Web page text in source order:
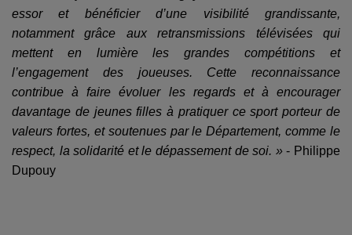
essor et bénéficier d’une visibilité grandissante,
notamment grâce aux retransmissions télévisées qui
mettent en lumière les grandes compétitions et
l’engagement des joueuses. Cette reconnaissance
contribue à faire évoluer les regards et à encourager
davantage de jeunes filles à pratiquer ce sport porteur de
valeurs fortes, et soutenues par le Département, comme le
respect, la solidarité et le dépassement de soi. »- Philippe
Dupouy